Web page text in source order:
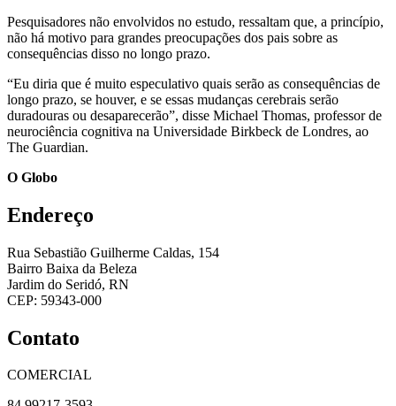
Pesquisadores não envolvidos no estudo, ressaltam que, a princípio,
não há motivo para grandes preocupações dos pais sobre as
consequências disso no longo prazo.
“Eu diria que é muito especulativo quais serão as consequências de
longo prazo, se houver, e se essas mudanças cerebrais serão
duradouras ou desaparecerão”, disse Michael Thomas, professor de
neurociência cognitiva na Universidade Birkbeck de Londres, ao
The Guardian.
O Globo
Endereço
Rua Sebastião Guilherme Caldas, 154
Bairro Baixa da Beleza
Jardim do Seridó, RN
CEP: 59343-000
Contato
COMERCIAL